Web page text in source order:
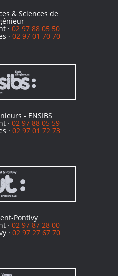
& Sciences de
· 02 97 88 05 50
· 02 97 01 70 70
- ENSIBS
· 02 97 88 05 59
· 02 97 01 72 73
Pontivy
· 02 97 87 28 00
· 02 97 27 67 70